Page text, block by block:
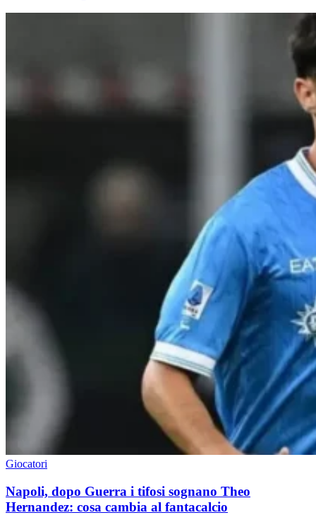
Giocatori
Napoli, dopo Guerra i tifosi sognano Theo
Hernandez: cosa cambia al fantacalcio